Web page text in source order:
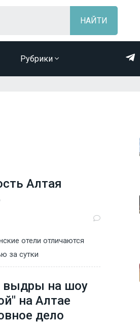
Рубрики
Алтая
отели отличаются
за сутки
выдры на шоу
на Алтае
дело